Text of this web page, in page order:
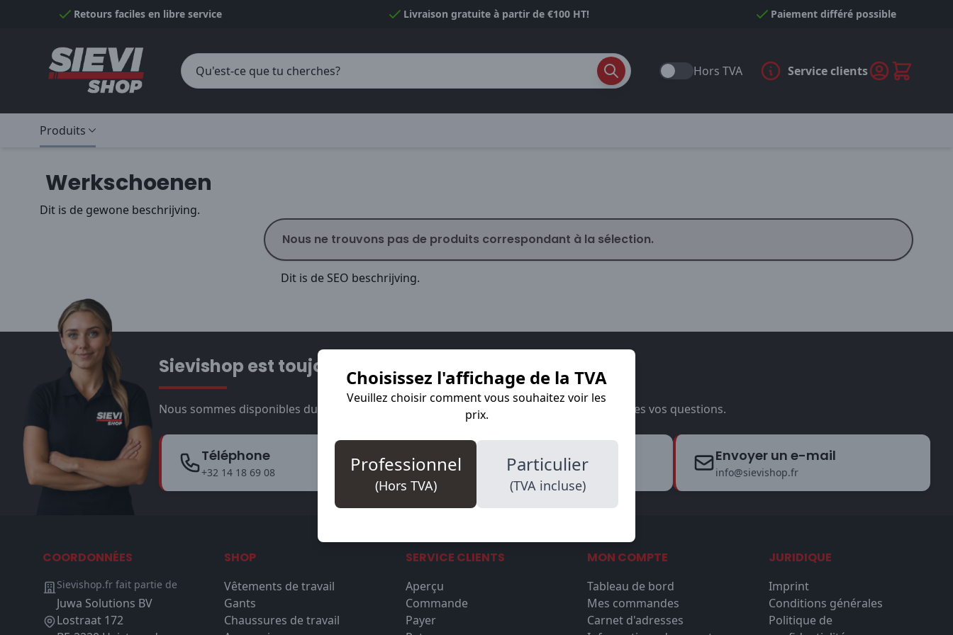
Passer au contenu
Choisissez l'affichage de la TVA
Veuillez choisir comment vous souhaitez voir les
prix.
Professionnel
(Hors TVA)
Particulier
(TVA incluse)
Retours faciles en libre service Livraison gratuite à partir de €100 HT! Paiement différé possible
Hors TVA Service clients
Produits
Werkschoenen
Dit is de gewone beschrijving.
Nous ne trouvons pas de produits correspondant à la sélection.
Dit is de SEO beschrijving.
Sievishop est toujours là pour vous
Nous sommes disponibles du lundi au vendredi de 09:00 à 17:30. Prêts à répondre à toutes vos questions.
Téléphone
+32 14 18 69 08
WhatsApp
Start chat
Envoyer un e-mail
info@sievishop.fr
COORDONNÉES
Sievishop.fr fait partie de
Juwa Solutions BV
Lostraat 172
SHOP
Vêtements de travail
Gants
Chaussures de travail
SERVICE CLIENTS
Aperçu
Commande
Payer
MON COMPTE
Tableau de bord
Mes commandes
Carnet d'adresses
JURIDIQUE
Imprint
Conditions générales
Politique de